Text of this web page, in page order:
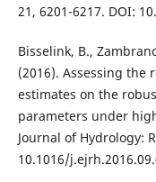
21, 6201-6217. DOI:
Bisselink, B.,
(2016). Assessing
estimates on the
parameters under
Journal of Hydrology:
10.1016/